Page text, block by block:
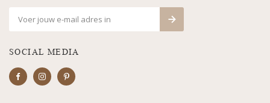
SOCIAL MEDIA